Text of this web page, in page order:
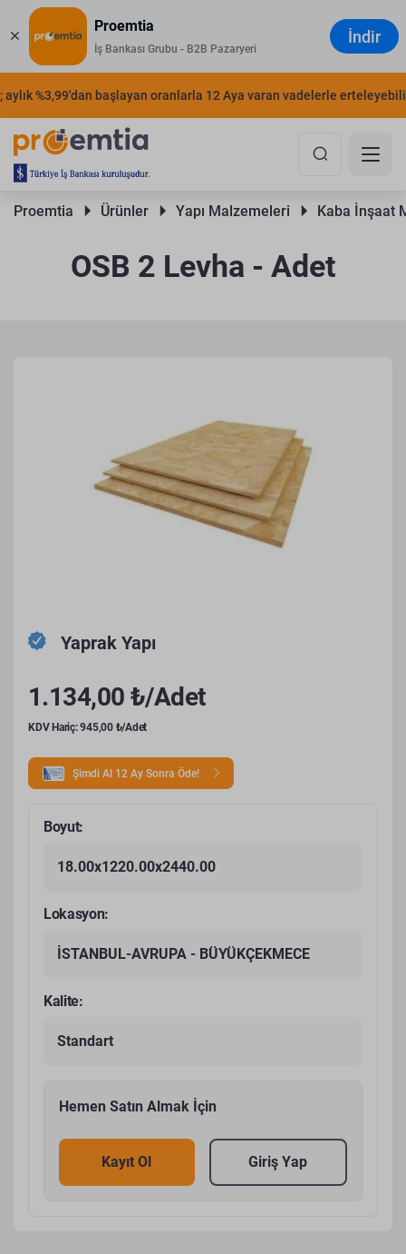
Proemtia
İş Bankası Grubu - B2B Pazaryeri
İndir
%3,99'dan başlayan oranlarla 12 Aya varan vadelerle
Proemtia Ürünler Yapı Malzemeleri Kaba İnşaat
OSB 2 Levha - Adet
Yaprak Yapı
1.134,00 ₺/Adet
KDV Hariç: 945,00 ₺/Adet
Şimdi Al 12 Ay Sonra Öde!
Boyut:
18.00x1220.00x2440.00
Lokasyon:
İSTANBUL-AVRUPA - BÜYÜKÇEKMECE
Kalite:
Standart
Hemen Satın Almak İçin
Kayıt Ol Giriş Yap